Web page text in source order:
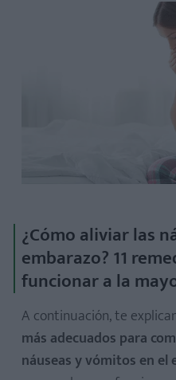
¿Cómo aliviar las
embarazo? 11
funcionar a la
A continuación, te
más adecuados para
náuseas y vómitos en el